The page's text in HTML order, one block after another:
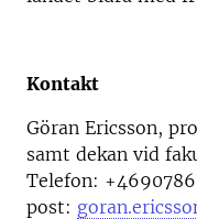
Kontakt
Göran Ericsson,
samt dekan vid
Telefon:
post: